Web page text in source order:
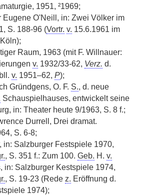
1951, ²1969;
Eugene O'Neill, in: Zwei Völker im
S. 188-96 (Vortr. v. 15.6.1961 im
Raum, 1963 (mit F. Willnauer:
v. 1932/33-62, Verz. d.
v. 1951–62, P);
Gründgens, O. F. S., d. neue
Schauspielhauses, entwickelt seine
in: Theater heute 9/1963, S. 8 f.;
Durrell, Drei dramat.
S. 6-8;
in: Salzburger Festspiele 1970,
, S. 351 f.: Zum 100. Geb. H. v.
in: Salzburger Kestspiele 1974,
, S. 19-23 (Rede z. Eröffnung d.
1974);